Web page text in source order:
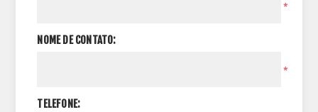
*
NOME DE CONTATO:
*
TELEFONE: